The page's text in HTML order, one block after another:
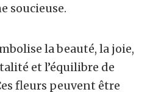
soucieuse.
la beauté, la joie,
et l’équilibre de
fleurs peuvent être